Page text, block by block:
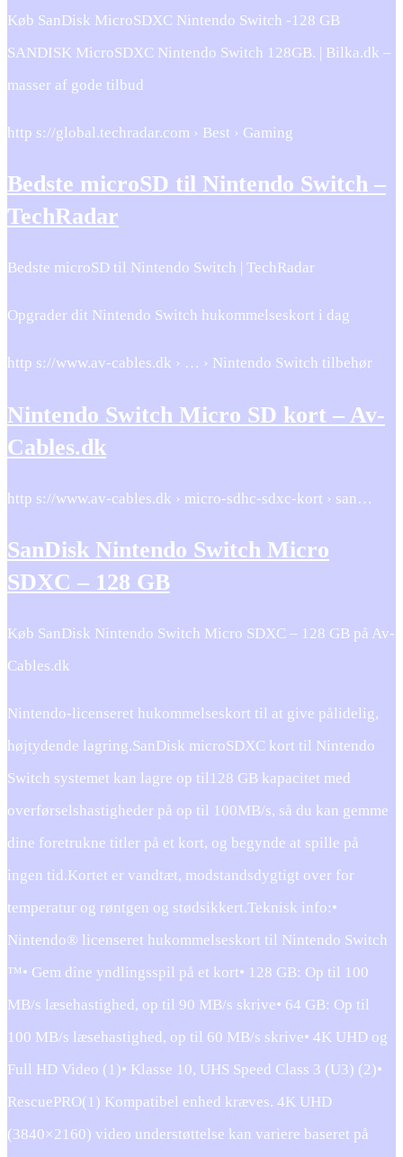
Køb SanDisk MicroSDXC Nintendo Switch -128 GB
SANDISK MicroSDXC Nintendo Switch 128GB. | Bilka.dk –
masser af gode tilbud
http s://global.techradar.com › Best › Gaming
Bedste microSD til Nintendo Switch –
TechRadar
Bedste microSD til Nintendo Switch | TechRadar
Opgrader dit Nintendo Switch hukommelseskort i dag
http s://www.av-cables.dk › … › Nintendo Switch tilbehør
Nintendo Switch Micro SD kort – Av-
Cables.dk
http s://www.av-cables.dk › micro-sdhc-sdxc-kort › san…
SanDisk Nintendo Switch Micro
SDXC – 128 GB
Køb SanDisk Nintendo Switch Micro SDXC – 128 GB på Av-
Cables.dk
Nintendo-licenseret hukommelseskort til at give pålidelig,
højtydende lagring.SanDisk microSDXC kort til Nintendo
Switch systemet kan lagre op til128 GB kapacitet med
overførselshastigheder på op til 100MB/s, så du kan gemme
dine foretrukne titler på et kort, og begynde at spille på
ingen tid.Kortet er vandtæt, modstandsdygtigt over for
temperatur og røntgen og stødsikkert.Teknisk info:•
Nintendo® licenseret hukommelseskort til Nintendo Switch
™• Gem dine yndlingsspil på et kort• 128 GB: Op til 100
MB/s læsehastighed, op til 90 MB/s skrive• 64 GB: Op til
100 MB/s læsehastighed, op til 60 MB/s skrive• 4K UHD og
Full HD Video (1)• Klasse 10, UHS Speed ​​Class 3 (U3) (2)•
RescuePRO(1) Kompatibel enhed kræves. 4K UHD
(3840×2160) video understøttelse kan variere baseret på